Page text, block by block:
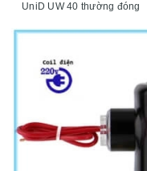
UniD UW 40 thường đóng